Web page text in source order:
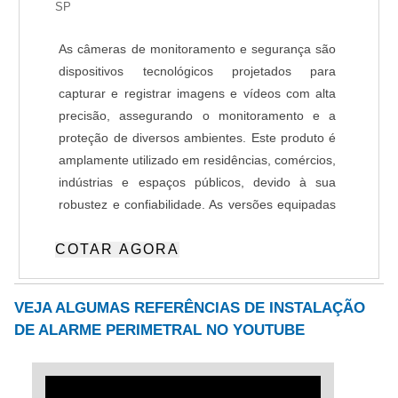
de acesso. Ideal para empresas, portarias de
automação também pode ser integrado a
bancos de dados para o registro de entradas e
saídas. Esses sistemas robustos e confiáveis
atendem às necessidades específicas de
segurança e eficiência, sendo indispensáveis
para o setor corporativo.
SP
As câmeras de monitoramento e segurança são
dispositivos tecnológicos projetados para
capturar e registrar imagens e vídeos com alta
precisão, assegurando o monitoramento e a
proteção de diversos ambientes. Este produto é
amplamente utilizado em residências, comércios,
indústrias e espaços públicos, devido à sua
robustez e confiabilidade. As versões equipadas
funcionalidades avançadas, como detecção de
tempo real e capacidade de integração com
plataforma de atendimento remoto. Essas
características agregam maior assertividade e
COTAR AGORA
VEJA ALGUMAS REFERÊNCIAS DE INSTALAÇÃO
DE ALARME PERIMETRAL NO YOUTUBE